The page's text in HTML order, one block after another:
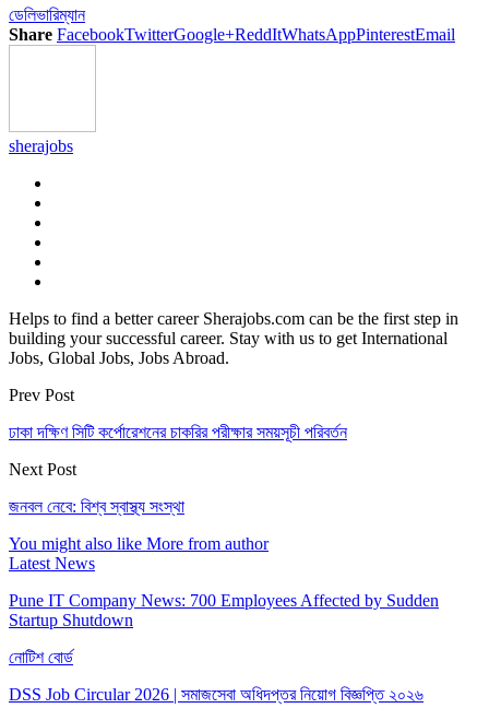
ডেলিভারিম্যান
Share FacebookTwitterGoogle+ReddItWhatsAppPinterestEmail
sherajobs
Helps to find a better career Sherajobs.com can be the first step in
building your successful career. Stay with us to get International
Jobs, Global Jobs, Jobs Abroad.
Prev Post
ঢাকা দক্ষিণ সিটি কর্পোরেশনের চাকরির পরীক্ষার সময়সূচী পরিবর্তন
Next Post
জনবল নেবে: বিশ্ব স্বাস্থ্য সংস্থা
You might also like More from author
Latest News
Pune IT Company News: 700 Employees Affected by Sudden
Startup Shutdown
নোটিশ বোর্ড
DSS Job Circular 2026 | সমাজসেবা অধিদপ্তর নিয়োগ বিজ্ঞপ্তি ২০২৬